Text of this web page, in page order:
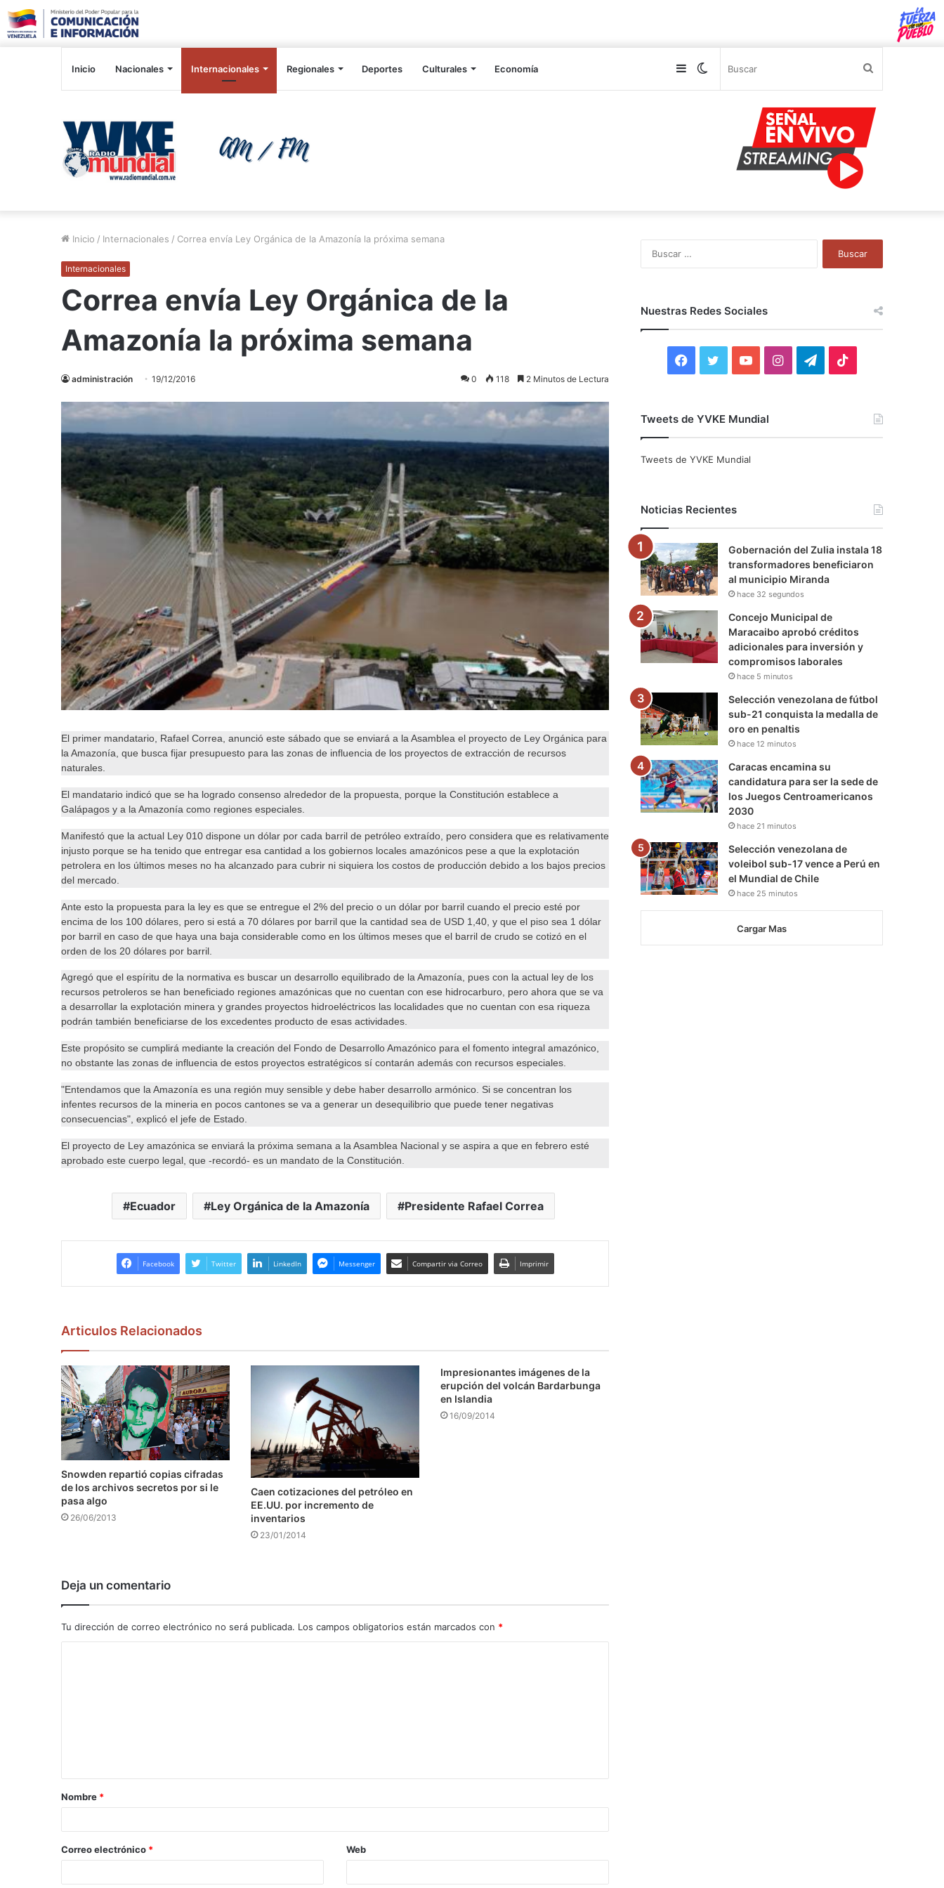
Inicio Nacionales Internacionales Regionales Deportes Culturales Economía Switch
Sidebar
Inicio / Internacionales / Correa envía Ley Orgánica de la Amazonía la próxima semana
Internacionales
Correa envía Ley Orgánica de la
Amazonía la próxima semana
administración 19/12/2016 0 118 2 Minutos de Lectura
El primer mandatario, Rafael Correa, anunció este sábado que se enviará a la Asamblea el proyecto de Ley Orgánica para
la Amazonía, que busca fijar presupuesto para las zonas de influencia de los proyectos de extracción de recursos
naturales.
El mandatario indicó que se ha logrado consenso alrededor de la propuesta, porque la Constitución establece a
Galápagos y a la Amazonía como regiones especiales.
Manifestó que la actual Ley 010 dispone un dólar por cada barril de petróleo extraído, pero considera que es relativamente
injusto porque se ha tenido que entregar esa cantidad a los gobiernos locales amazónicos pese a que la explotación
petrolera en los últimos meses no ha alcanzado para cubrir ni siquiera los costos de producción debido a los bajos precios
del mercado.
Ante esto la propuesta para la ley es que se entregue el 2% del precio o un dólar por barril cuando el precio esté por
encima de los 100 dólares, pero si está a 70 dólares por barril que la cantidad sea de USD 1,40, y que el piso sea 1 dólar
por barril en caso de que haya una baja considerable como en los últimos meses que el barril de crudo se cotizó en el
orden de los 20 dólares por barril.
Agregó que el espíritu de la normativa es buscar un desarrollo equilibrado de la Amazonía, pues con la actual ley de los
recursos petroleros se han beneficiado regiones amazónicas que no cuentan con ese hidrocarburo, pero ahora que se va
a desarrollar la explotación minera y grandes proyectos hidroeléctricos las localidades que no cuentan con esa riqueza
podrán también beneficiarse de los excedentes producto de esas actividades.
Este propósito se cumplirá mediante la creación del Fondo de Desarrollo Amazónico para el fomento integral amazónico,
no obstante las zonas de influencia de estos proyectos estratégicos sí contarán además con recursos especiales.
"Entendamos que la Amazonía es una región muy sensible y debe haber desarrollo armónico. Si se concentran los
infentes recursos de la mineria en pocos cantones se va a generar un desequilibrio que puede tener negativas
consecuencias", explicó el jefe de Estado.
El proyecto de Ley amazónica se enviará la próxima semana a la Asamblea Nacional y se aspira a que en febrero esté
aprobado este cuerpo legal, que -recordó- es un mandato de la Constitución.
Ecuador Ley Orgánica de la Amazonía Presidente Rafael Correa
Facebook Twitter LinkedIn Messenger Compartir via Correo Imprimir
Articulos Relacionados
Snowden repartió copias cifradas
de los archivos secretos por si le
pasa algo
26/06/2013
Caen cotizaciones del petróleo en
EE.UU. por incremento de
inventarios
23/01/2014
Impresionantes imágenes de la
erupción del volcán Bardarbunga
en Islandia
16/09/2014
Deja un comentario
Tu dirección de correo electrónico no será publicada. Los campos obligatorios están marcados con *
a
r
*
Nombre *
Correo electrónico * Web
Nuestras Redes Sociales
F
c
o
k
i
r
Y
u
e
I
r
a
m
T
a
m
Tweets de YVKE Mundial
Tweets de YVKE Mundial
Noticias Recientes
Gobernación del Zulia instala 18
transformadores beneficiaron
al municipio Miranda
hace 32 segundos
Concejo Municipal de
Maracaibo aprobó créditos
adicionales para inversión y
compromisos laborales
hace 5 minutos
Selección venezolana de fútbol
sub-21 conquista la medalla de
oro en penaltis
hace 12 minutos
Caracas encamina su
candidatura para ser la sede de
los Juegos Centroamericanos
2030
hace 21 minutos
Selección venezolana de
voleibol sub-17 vence a Perú en
el Mundial de Chile
hace 25 minutos
Cargar Mas